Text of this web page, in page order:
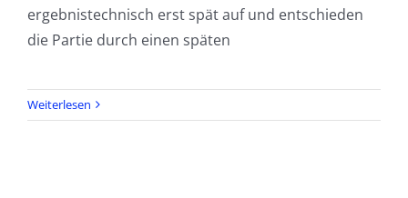
ergebnistechnisch erst spät auf und entschieden
die Partie durch einen späten
Weiterlesen